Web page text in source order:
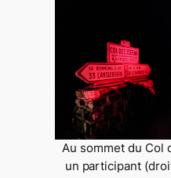
Au sommet du Col
un participant